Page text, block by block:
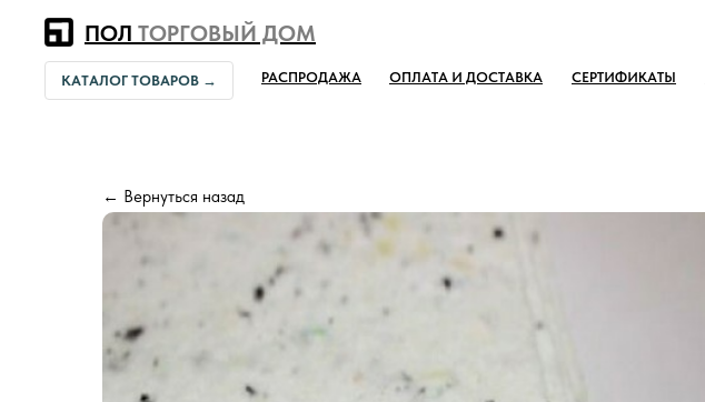
ПОЛ ТОРГОВЫЙ ДОМ
РАСПРОДАЖА
КАТАЛОГ ТОВАРОВ → ОПЛАТА И ДОСТАВКА СЕРТИФИКАТЫ
← Вернуться назад